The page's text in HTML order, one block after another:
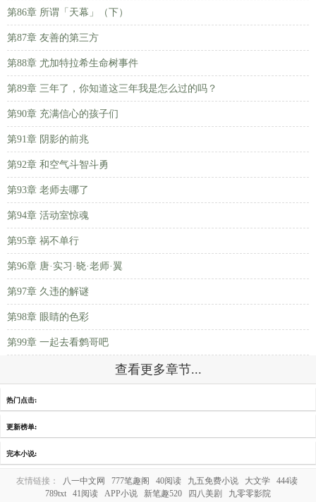
第86章 所谓「天幕」（下）
第87章 友善的第三方
第88章 尤加特拉希生命树事件
第89章 三年了，你知道这三年我是怎么过的吗？
第90章 充满信心的孩子们
第91章 阴影的前兆
第92章 和空气斗智斗勇
第93章 老师去哪了
第94章 活动室惊魂
第95章 祸不单行
第96章 唐·实习·晓·老师·翼
第97章 久违的解谜
第98章 眼睛的色彩
第99章 一起去看鹩哥吧
查看更多章节...
热门点击:
更新榜单:
完本小说:
友情链接： 八一中文网 777笔趣阁 40阅读 九五免费小说 大文学
444读
789txt
41阅读 APP小说 新笔趣520 四八美剧 九零零影院